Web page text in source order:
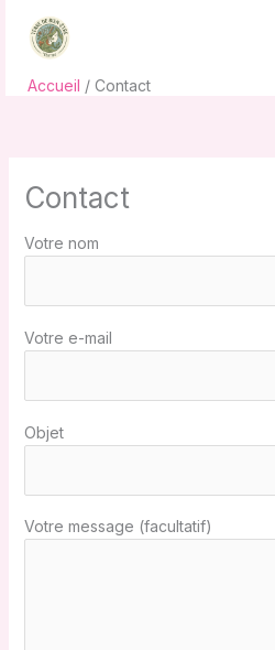
contenu
Accueil
Contact
Contact
Votre nom
Votre e-mail
Objet
Votre message (facultatif)